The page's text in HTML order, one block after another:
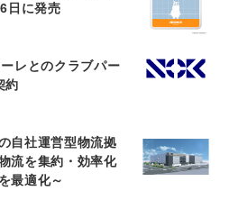
日に発売
レとのクラブパー
約
自社運営型物流拠
流を集約・効率化
最適化～